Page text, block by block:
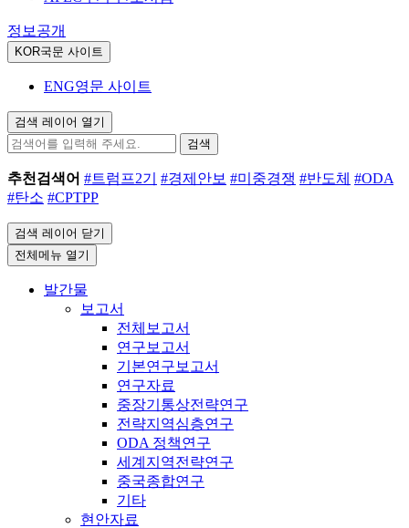
정보공개
KOR국문 사이트
ENG영문 사이트
검색 레이어 열기
검색
추천검색어 #트럼프2기 #경제안보 #미중경쟁 #반도체 #ODA
#탄소 #CPTPP
검색 레이어 닫기
전체메뉴 열기
발간물
보고서
전체보고서
연구보고서
기본연구보고서
연구자료
중장기통상전략연구
전략지역심층연구
ODA 정책연구
세계지역전략연구
중국종합연구
기타
현안자료